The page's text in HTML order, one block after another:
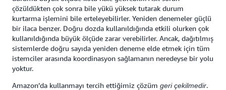
çözüldükten çok sonra bile yükü yüksek tutarak durum
kurtarma işlemini bile erteleyebilirler. Yeniden denemeler güçlü
bir ilaca benzer. Doğru dozda kullanıldığında etkili olurken çok
kullanıldığında büyük ölçüde zarar verebilirler. Ancak, dağıtılmış
sistemlerde doğru sayıda yeniden deneme elde etmek için tüm
istemciler arasında koordinasyon sağlamanın neredeyse bir yolu
yoktur.
Amazon’da kullanmayı tercih ettiğimiz çözüm geri çekilmedir.